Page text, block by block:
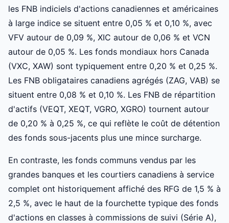
les FNB indiciels d'actions canadiennes et américaines
à large indice se situent entre 0,05 % et 0,10 %, avec
VFV autour de 0,09 %, XIC autour de 0,06 % et VCN
autour de 0,05 %. Les fonds mondiaux hors Canada
(VXC, XAW) sont typiquement entre 0,20 % et 0,25 %.
Les FNB obligataires canadiens agrégés (ZAG, VAB) se
situent entre 0,08 % et 0,10 %. Les FNB de répartition
d'actifs (VEQT, XEQT, VGRO, XGRO) tournent autour
de 0,20 % à 0,25 %, ce qui reflète le coût de détention
des fonds sous-jacents plus une mince surcharge.
En contraste, les fonds communs vendus par les
grandes banques et les courtiers canadiens à service
complet ont historiquement affiché des RFG de 1,5 % à
2,5 %, avec le haut de la fourchette typique des fonds
d'actions en classes à commissions de suivi (Série A),